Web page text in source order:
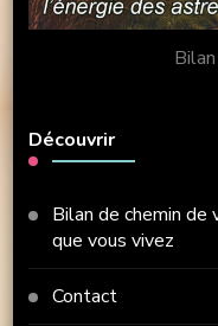
Découvrir
Bilan de chemin de
que vous vivez
Contact